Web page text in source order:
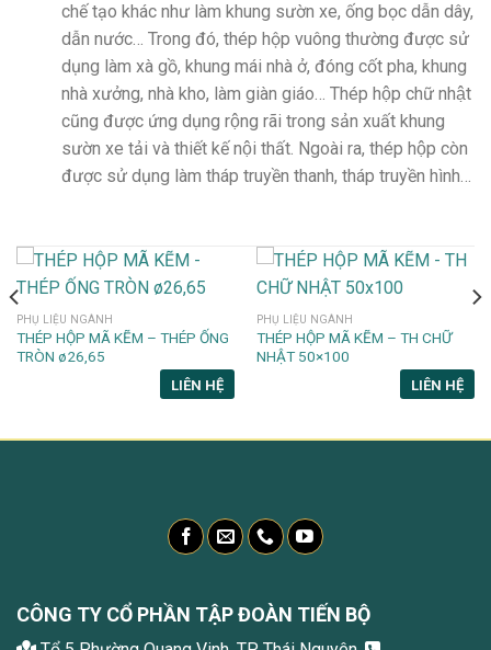
chế tạo khác như làm khung sườn xe, ống bọc dẫn dây,
dẫn nước… Trong đó, thép hộp vuông thường được sử
dụng làm xà gồ, khung mái nhà ở, đóng cốt pha, khung
nhà xưởng, nhà kho, làm giàn giáo… Thép hộp chữ nhật
cũng được ứng dụng rộng rãi trong sản xuất khung
sườn xe tải và thiết kế nội thất. Ngoài ra, thép hộp còn
được sử dụng làm tháp truyền thanh, tháp truyền hình…
PHỤ LIỆU NGÀNH
THÉP HỘP MÃ KẼM – THÉP ỐNG
TRÒN ø26,65
LIÊN HỆ
PHỤ LIỆU NGÀNH
THÉP HỘP MÃ KẼM – TH CHỮ
NHẬT 50×100
LIÊN HỆ
CÔNG TY CỔ PHẦN TẬP ĐOÀN TIẾN BỘ